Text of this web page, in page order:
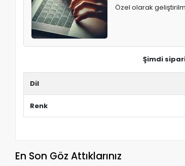
Özel olarak
Şimdi
Dil
Renk
En Son Göz Attıklarınız